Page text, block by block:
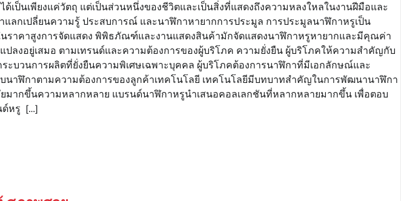
นเพียงแค่วัตถุ แต่เป็นส่วนหนึ่งของชีวิตและเป็นสิ่งที่แสดงถึงความหลงใหลในงานฝีมือและ
กเปลี่ยนความรู้ ประสบการณ์ และนาฬิกาหายากการประมูล การประมูลนาฬิกาหรูเป็น
าคาสูงการจัดแสดง พิพิธภัณฑ์และงานแสดงสินค้ามักจัดแสดงนาฬิกาหรูหายากและมีคุณค่า
ลงอยู่เสมอ ตามเทรนด์และความต้องการของผู้บริโภค ความยั่งยืน ผู้บริโภคให้ความสำคัญกับ
บวนการผลิตที่ยั่งยืนความพิเศษเฉพาะบุคคล ผู้บริโภคต้องการนาฬิกาที่มีเอกลักษณ์และ
นาฬิกาตามความต้องการของลูกค้าเทคโนโลยี เทคโนโลยีมีบทบาทสำคัญในการพัฒนานาฬิกา
กขึ้นความหลากหลาย แบรนด์นาฬิกาหรูนำเสนอคอลเลกชันที่หลากหลายมากขึ้น เพื่อตอบ
ด์หรู […]